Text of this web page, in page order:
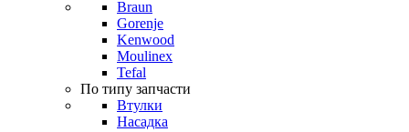
Braun
Gorenje
Kenwood
Moulinex
Tefal
По типу запчасти
Втулки
Насадка